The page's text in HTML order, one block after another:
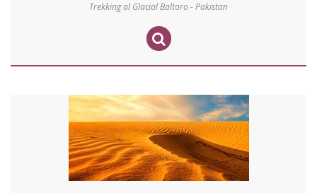
Trekking al Glacial Baltoro - Pakistan